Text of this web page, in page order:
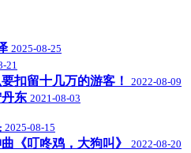
2025-08-25
21
扣留十几万的游客！ 2022-08-09
东 2021-08-03
2025-08-15
《叮咚鸡，大狗叫》 2022-08-20